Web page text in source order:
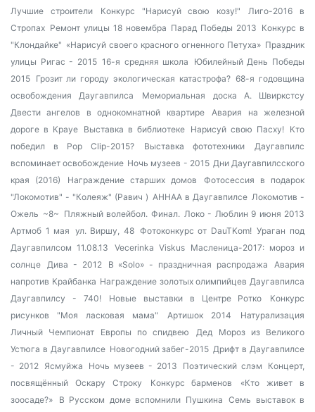
Лучшие строители
Конкурс "Нарисуй свою козу!"
Лиго-2016 в
Стропах Ремонт улицы 18 новембра Парад Победы 2013 Конкурс в
"Клондайке" «Нарисуй своего красного огненного Петуха» Праздник
улицы Ригас - 2015 16-я средняя школа
Юбилейный День Победы
2015 Грозит ли городу экологическая катастрофа? 68-я годовщина
освобождения Даугавпилса
Мемориальная доска А. Швиркстсу
Двести ангелов в однокомнатной квартире
Авария на железной
дороге в Крауе Выставка в библиотеке Нарисуй свою Пасху! Кто
победил в Pop Clip-2015?
Выставка фототехники
Даугавпилс
вспоминает освобождение Ночь музеев - 2015 Дни Даугавпилсского
края (2016)
Награждение старших домов
Фотосессия в подарок
"Локомотив" - "Колеяж" (Равич ) AHHAA в Даугавпилсе Локомотив -
Ожель ~8~ Пляжный волейбол. Финал. Локо - Люблин 9 июня 2013
Артмоб 1 мая ул. Виршу, 48 Фотоконкурс от DauTKom! Ураган под
Даугавпилсом 11.08.13
Vecerinka Viskus
Масленица-2017: мороз и
солнце Дива - 2012 В «Solo» - праздничная распродажа
Авария
напротив Крайбанка Награждение золотых олимпийцев Даугавпилса
Даугавпилсу - 740!
Новые выставки в Центре Ротко
Конкурс
рисунков "Моя ласковая мама"
Артишок 2014
Натурализация
Личный Чемпионат Европы по спидвею
Дед Мороз из Великого
Устюга в Даугавпилсе Новогодний забег-2015 Дрифт в Даугавпилсе
- 2012 Ясмуйжа Ночь музеев - 2013 Поэтический слэм
Концерт,
посвящённый Оскару Строку
Конкурс барменов
«Кто живет в
зоосаде?»
В Русском доме вспомнили Пушкина Семь выставок в